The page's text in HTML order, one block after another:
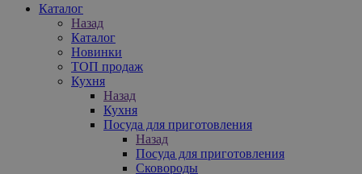
Каталог
Назад
Каталог
Новинки
ТОП продаж
Кухня
Назад
Кухня
Посуда для приготовления
Назад
Посуда для приготовления
Сковороды